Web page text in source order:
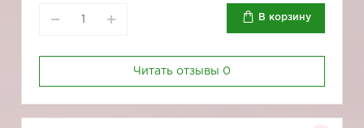
В корзину
Читать отзывы 0